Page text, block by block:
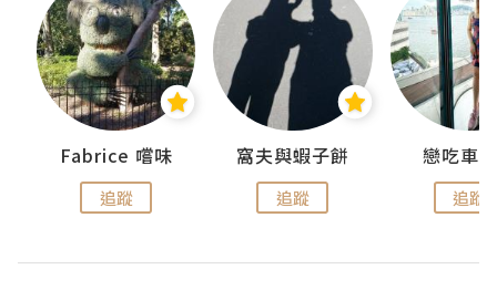
Fabrice 嚐味
追蹤
窩夫與蝦子餅
追蹤
戀吃車
追蹤